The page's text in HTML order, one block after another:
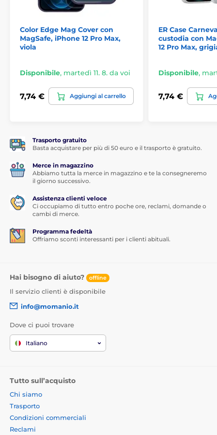
Compatibile con tecnologia MagSafe
Installazione e rimozione facili
Color Edge Mag Cover con
MagSafe, iPhone 12 Pro Max,
viola
Disponibile, martedì 11. 8. da voi
7,74 € Aggiungi al carrello
ER Case
custodia con
12 Pro Max,
Disponibile,
7,74 €
Trasporto gratuito
Basta acquistare per più di 50 euro e il trasporto è gratuito.
Merce in magazzino
Abbiamo tutta la merce in magazzino e te la consegneremo
il giorno successivo.
Assistenza clienti veloce
Ci occupiamo di tutto entro poche ore, reclami, domande o
cambi di merce.
Programma fedeltà
Offriamo sconti interessanti per i clienti abituali.
Hai bisogno di aiuto? offline
Il servizio clienti è disponibile
info@momanio.it
Dove ci puoi trovare
Italiano
Tutto sull’acquisto
Chi siamo
Trasporto
Condizioni commerciali
Reclami